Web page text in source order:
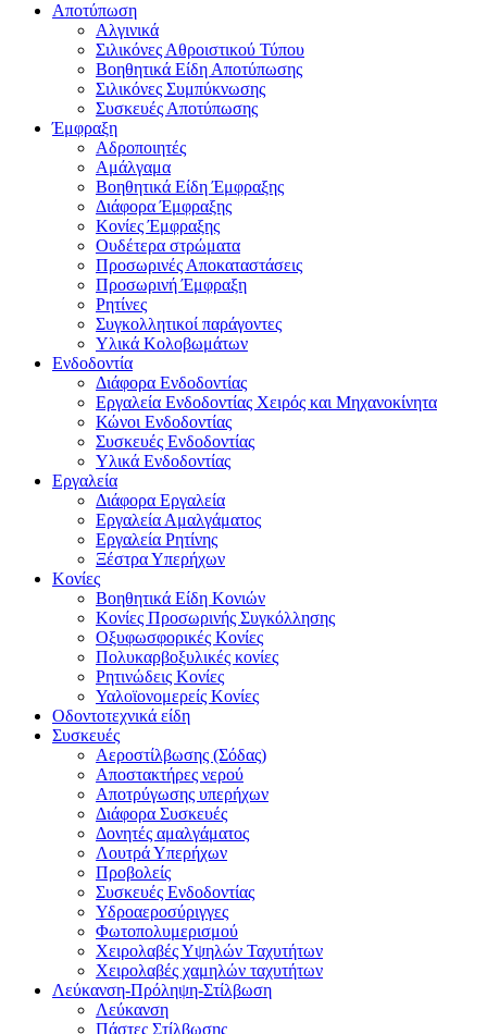
Αποτύπωση
Αλγινικά
Σιλικόνες Αθροιστικού Τύπου
Βοηθητικά Είδη Αποτύπωσης
Σιλικόνες Συμπύκνωσης
Συσκευές Αποτύπωσης
Έμφραξη
Αδροποιητές
Αμάλγαμα
Βοηθητικά Είδη Έμφραξης
Διάφορα Έμφραξης
Κονίες Έμφραξης
Ουδέτερα στρώματα
Προσωρινές Αποκαταστάσεις
Προσωρινή Έμφραξη
Ρητίνες
Συγκολλητικοί παράγοντες
Υλικά Κολοβωμάτων
Ενδοδοντία
Διάφορα Ενδοδοντίας
Εργαλεία Ενδοδοντίας Χειρός και Μηχανοκίνητα
Κώνοι Ενδοδοντίας
Συσκευές Ενδοδοντίας
Υλικά Ενδοδοντίας
Εργαλεία
Διάφορα Εργαλεία
Εργαλεία Αμαλγάματος
Εργαλεία Ρητίνης
Ξέστρα Υπερήχων
Κονίες
Βοηθητικά Είδη Κονιών
Κονίες Προσωρινής Συγκόλλησης
Οξυφωσφορικές Κονίες
Πολυκαρβοξυλικές κονίες
Ρητινώδεις Κονίες
Υαλοϊονομερείς Κονίες
Οδοντοτεχνικά είδη
Συσκευές
Αεροστίλβωσης (Σόδας)
Αποστακτήρες νερού
Αποτρύγωσης υπερήχων
Διάφορα Συσκευές
Δονητές αμαλγάματος
Λουτρά Υπερήχων
Προβολείς
Συσκευές Ενδοδοντίας
Υδροαεροσύριγγες
Φωτοπολυμερισμού
Χειρολαβές Υψηλών Ταχυτήτων
Χειρολαβές χαμηλών ταχυτήτων
Λεύκανση-Πρόληψη-Στίλβωση
Λεύκανση
Πάστες Στίλβωσης